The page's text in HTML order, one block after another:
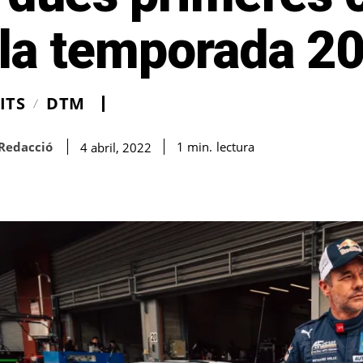
temporada
DTM
4 abril, 2022 1 min. lectura